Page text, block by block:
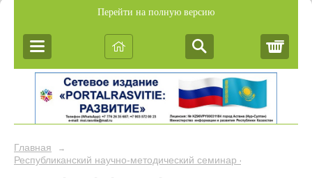
Перейти на полную версию
Главная →
Республиканский научно-методический семинар «Обобщение